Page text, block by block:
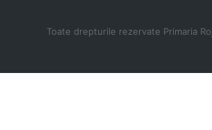
Toate drepturile rezervate Primaria